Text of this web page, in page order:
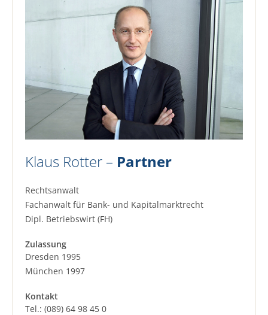
Klaus Rotter – Partner
Rechtsanwalt
Fachanwalt für Bank- und Kapitalmarktrecht
Dipl. Betriebswirt (FH)
Zulassung
Dresden 1995
München 1997
Kontakt
Tel.: (089) 64 98 45 0